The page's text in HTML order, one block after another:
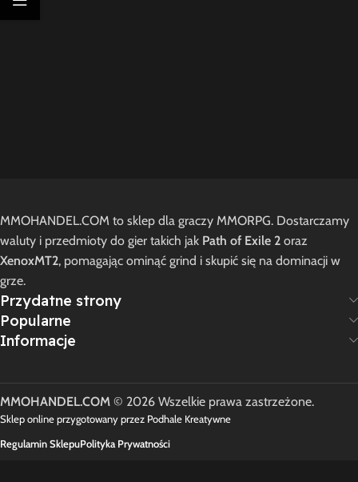
MMOHANDEL.COM to sklep dla graczy MMORPG. Dostarczamy
waluty i przedmioty do gier takich jak Path of Exile 2 oraz
XenoxMT2, pomagając ominąć grind i skupić się na dominacji w
grze.
Przydatne strony
Popularne
Informacje
MMOHANDEL.COM © 2026 Wszelkie prawa zastrzeżone.
Sklep online przygotowany przez Podhale Kreatywne
Regulamin SklepuPolityka Prywatności